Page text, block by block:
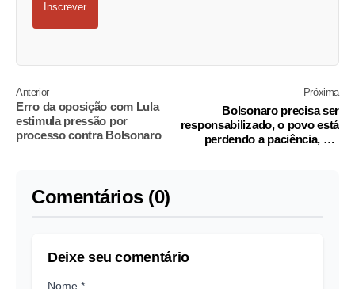
Inscrever
Anterior
Erro da oposição com Lula
estimula pressão por
processo contra Bolsonaro
Próxima
Bolsonaro precisa ser
responsabilizado, o povo está
perdendo a paciência, diz
Comentários (0)
Deixe seu comentário
Nome *